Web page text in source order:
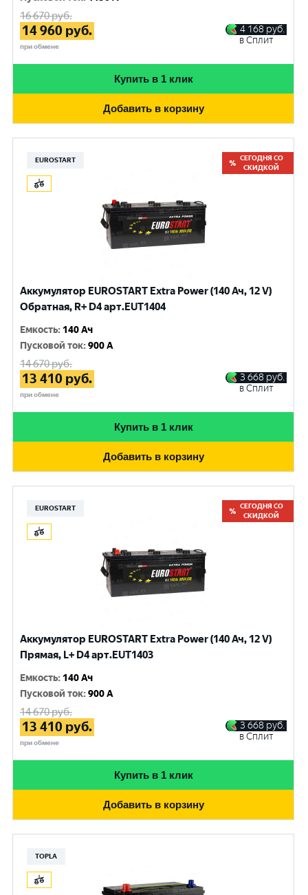
16 670руб.
14 960 руб.
при обмене
4 168 руб.
в Сплит
Купить в 1 клик
Добавить в корзину
EUROSTART
СЕГОДНЯ СО
СКИДКОЙ
Аккумулятор EUROSTART Extra Power (140 Ач, 12 V)
Обратная, R+ D4 арт.EUT1404
Емкость: 140 Ач
Пусковой ток:900 A
14 670руб.
13 410 руб.
при обмене
3 668 руб.
в Сплит
Купить в 1 клик
Добавить в корзину
EUROSTART
СЕГОДНЯ СО
СКИДКОЙ
Аккумулятор EUROSTART Extra Power (140 Ач, 12 V)
Прямая, L+ D4 арт.EUT1403
Емкость: 140 Ач
Пусковой ток:900 A
14 670руб.
13 410 руб.
при обмене
3 668 руб.
в Сплит
Купить в 1 клик
Добавить в корзину
TOPLA